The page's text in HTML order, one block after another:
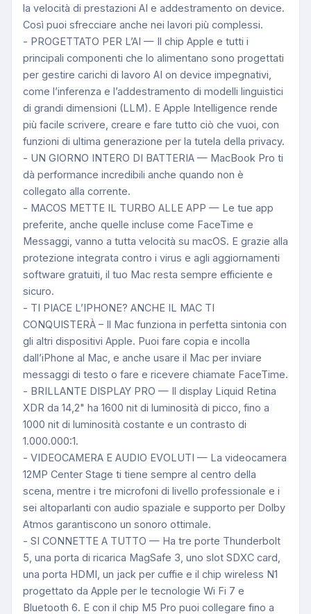
la velocità di prestazioni AI e addestramento on device.
Così puoi sfrecciare anche nei lavori più complessi.
- PROGETTATO PER L’AI — Il chip Apple e tutti i
principali componenti che lo alimentano sono progettati
per gestire carichi di lavoro AI on device impegnativi,
come l’inferenza e l’addestramento di modelli linguistici
di grandi dimensioni (LLM). E Apple Intelligence rende
più facile scrivere, creare e fare tutto ciò che vuoi, con
funzioni di ultima generazione per la tutela della privacy.
- UN GIORNO INTERO DI BATTERIA — MacBook Pro ti
dà performance incredibili anche quando non è
collegato alla corrente.
- MACOS METTE IL TURBO ALLE APP — Le tue app
preferite, anche quelle incluse come FaceTime e
Messaggi, vanno a tutta velocità su macOS. E grazie alla
protezione integrata contro i virus e agli aggiornamenti
software gratuiti, il tuo Mac resta sempre efficiente e
sicuro.
- TI PIACE L’IPHONE? ANCHE IL MAC TI
CONQUISTERÀ – Il Mac funziona in perfetta sintonia con
gli altri dispositivi Apple. Puoi fare copia e incolla
dall’iPhone al Mac, e anche usare il Mac per inviare
messaggi di testo o fare e ricevere chiamate FaceTime.
- BRILLANTE DISPLAY PRO — Il display Liquid Retina
XDR da 14,2" ha 1600 nit di luminosità di picco, fino a
1000 nit di luminosità costante e un contrasto di
1.000.000:1.
- VIDEOCAMERA E AUDIO EVOLUTI — La videocamera
12MP Center Stage ti tiene sempre al centro della
scena, mentre i tre microfoni di livello professionale e i
sei altoparlanti con audio spaziale e supporto per Dolby
Atmos garantiscono un sonoro ottimale.
- SI CONNETTE A TUTTO — Ha tre porte Thunderbolt
5, una porta di ricarica MagSafe 3, uno slot SDXC card,
una porta HDMI, un jack per cuffie e il chip wireless N1
progettato da Apple per le tecnologie Wi Fi 7 e
Bluetooth 6. E con il chip M5 Pro puoi collegare fino a